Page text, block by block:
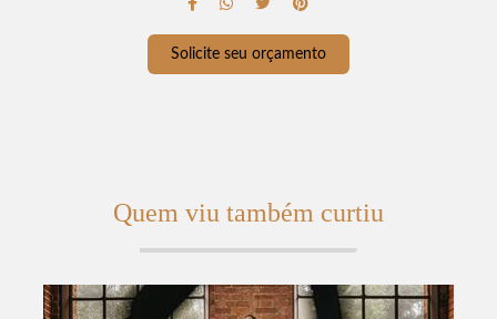
Solicite seu orçamento
Quem viu também curtiu